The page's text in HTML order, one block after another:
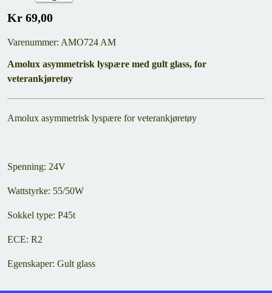
Kr 69,00
Varenummer: AMO724 AM
Amolux asymmetrisk lyspære med gult glass, for
veterankjøretøy
Amolux asymmetrisk lyspære for veterankjøretøy
Spenning: 24V
Wattstyrke: 55/50W
Sokkel type: P45t
ECE: R2
Egenskaper: Gult glass